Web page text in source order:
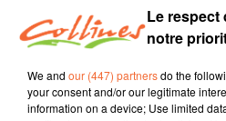
Présenté par Domnique Cadu
Au sommaire
En Football
Le respect
notre
We and our (447) partnersdo the
your consent and/or our legitimate
information on a device; Use limited